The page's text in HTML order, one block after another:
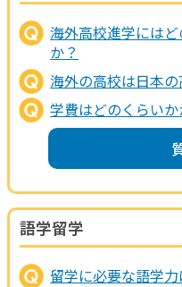
海外高校進学には
か？
海外の高校は日本
学費はどのくらいか
語学留学
留学に必要な語学力